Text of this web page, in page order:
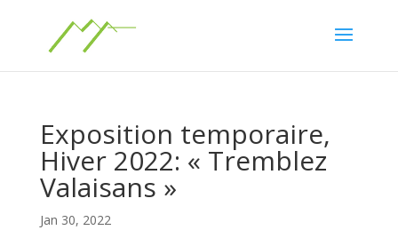
Exposition temporaire,
Hiver 2022: « Tremblez
Valaisans »
Jan 30, 2022